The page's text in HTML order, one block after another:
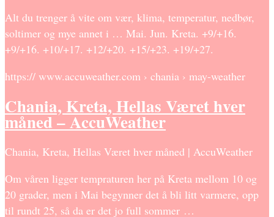
Alt du trenger å vite om vær, klima, temperatur, nedbør,
soltimer og mye annet i … Mai. Jun. Kreta. +9/+16.
+9/+16. +10/+17. +12/+20. +15/+23. +19/+27.
https:// www.accuweather.com › chania › may-weather
Chania, Kreta, Hellas Været hver
måned – AccuWeather
Chania, Kreta, Hellas Været hver måned | AccuWeather
Om våren ligger tempraturen her på Kreta mellom 10 og
20 grader, men i Mai begynner det å bli litt varmere, opp
til rundt 25, så da er det jo full sommer …